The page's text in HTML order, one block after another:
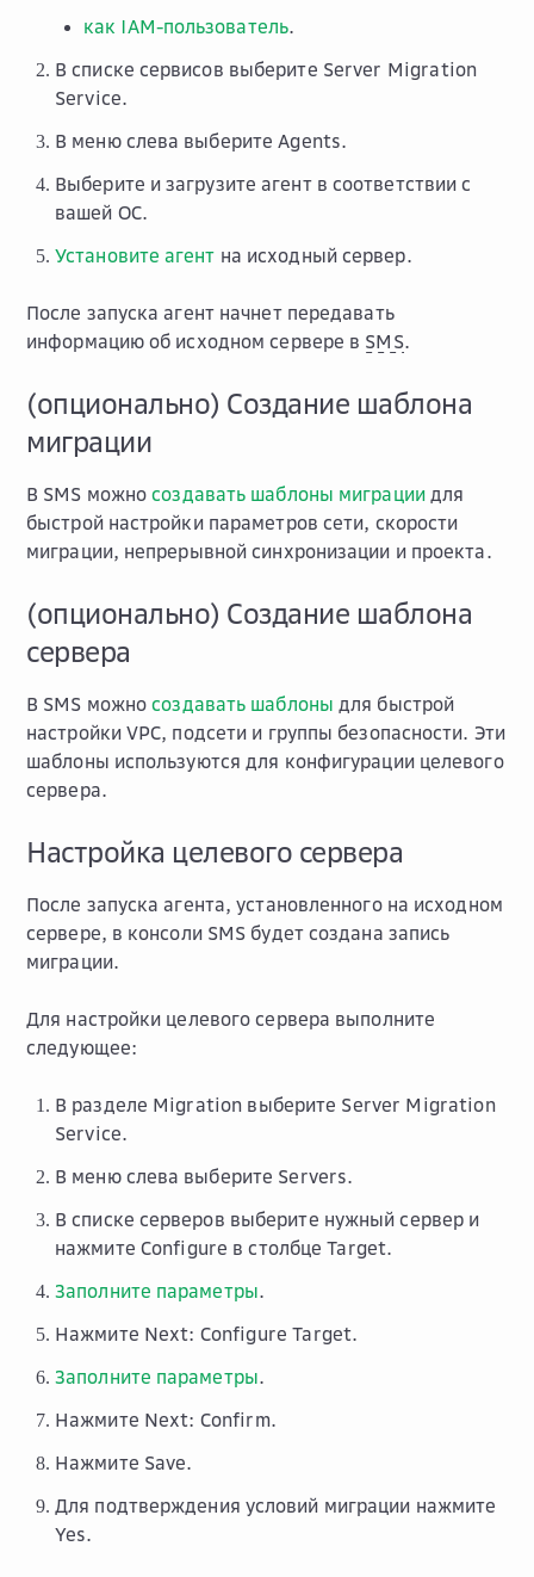
как IAM-пользователь.
В списке сервисов выберите Server Migration
Service.
В меню слева выберитеAgents.
Выберите и загрузите агент в соответствии с
вашей ОС.
Установите агент на исходный сервер.
После запуска агент начнет передавать
информацию об исходном сервере в SMS.
(опционально) Создание шаблона
миграции
В SMS можносоздавать шаблоны миграциидля
быстрой настройки параметров сети, скорости
миграции, непрерывной синхронизации и проекта.
(опционально) Создание шаблона
сервера
В SMS можносоздавать шаблоны для быстрой
настройки VPC, подсети и группы безопасности. Эти
шаблоны используются для конфигурации целевого
сервера.
Настройка целевого сервера
После запуска агента, установленного на исходном
сервере, в консоли SMS будет создана запись
миграции.
Для настройки целевого сервера выполните
следующее:
В разделе Migration выберите Server Migration
Service.
В меню слева выберите Servers.
В списке серверов выберите нужный сервер и
нажмите Configure в столбцеTarget.
Заполните параметры.
Нажмите Next: Configure Target.
Заполните параметры.
Нажмите Next: Confirm.
Нажмите Save.
Для подтверждения условий миграции нажмите
Yes.